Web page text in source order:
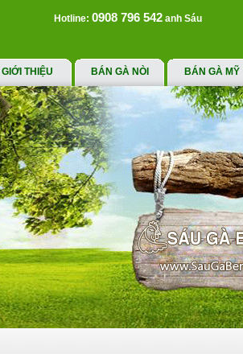
Hotline: 0908 796 542 anh Sáu
GIỚI THIỆU BÁN GÀ NÒI BÁN GÀ MỸ